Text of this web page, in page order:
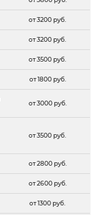
от 3200 руб.
от 3200 руб.
от 3500 руб.
от 1800 руб.
от 3000 руб.
от 3500 руб.
от 2800 руб.
от 2600 руб.
от 1300 руб.